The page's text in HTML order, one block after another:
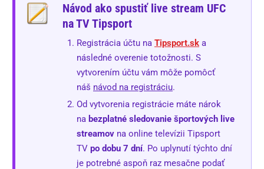
Návod ako spustiť live stream UFC
na TV Tipsport
Registrácia účtu na Tipsport.sk a
následné overenie totožnosti. S
vytvorením účtu vám môže pomôcť
náš návod na registráciu.
Od vytvorenia registrácie máte nárok
na bezplatné sledovanie športových live
streamov na online televízii Tipsport
TV po dobu 7 dní. Po uplynutí týchto dní
je potrebné aspoň raz mesačne podať